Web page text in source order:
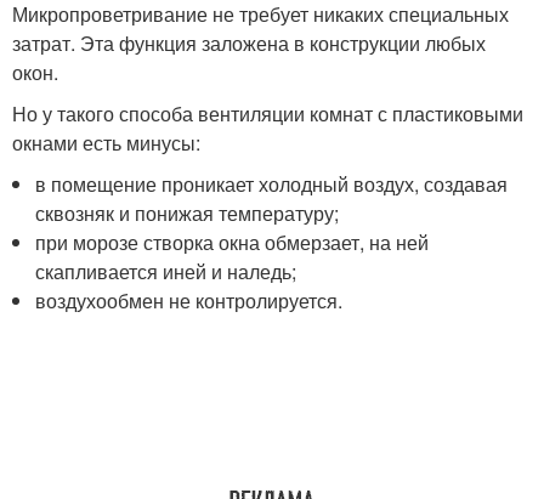
Микропроветривание не требует никаких специальных
затрат. Эта функция заложена в конструкции любых
окон.
Но у такого способа вентиляции комнат с пластиковыми
окнами есть минусы:
в помещение проникает холодный воздух, создавая
сквозняк и понижая температуру;
при морозе створка окна обмерзает, на ней
скапливается иней и наледь;
воздухообмен не контролируется.